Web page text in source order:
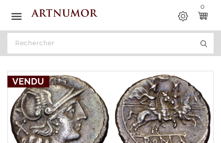

0
VENDU